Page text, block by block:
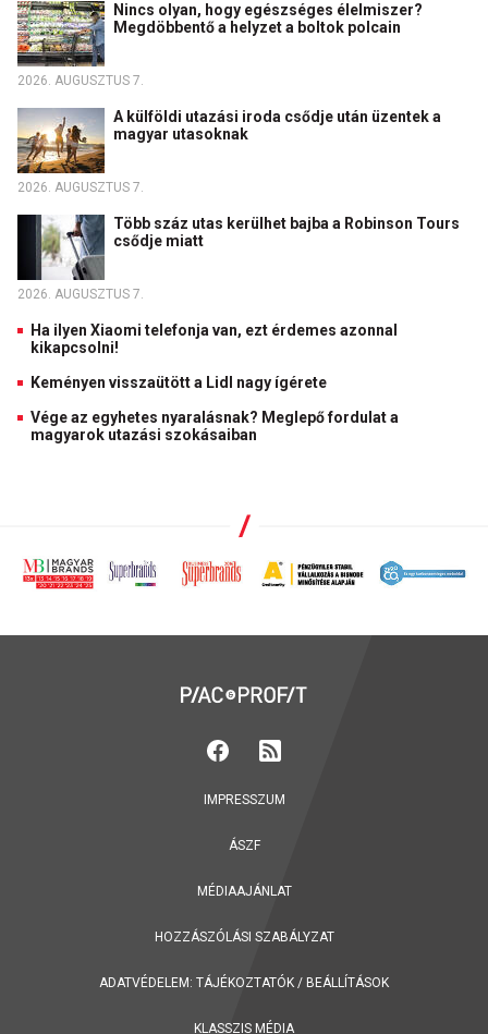
Nincs olyan, hogy egészséges élelmiszer?
Megdöbbentő a helyzet a boltok polcain
2026. AUGUSZTUS 7.
A külföldi utazási iroda csődje után üzentek a
magyar utasoknak
2026. AUGUSZTUS 7.
Több száz utas kerülhet bajba a Robinson Tours
csődje miatt
2026. AUGUSZTUS 7.
Ha ilyen Xiaomi telefonja van, ezt érdemes azonnal
kikapcsolni!
Keményen visszaütött a Lidl nagy ígérete
Vége az egyhetes nyaralásnak? Meglepő fordulat a
magyarok utazási szokásaiban
IMPRESSZUM
ÁSZF
MÉDIAAJÁNLAT
HOZZÁSZÓLÁSI SZABÁLYZAT
ADATVÉDELEM: TÁJÉKOZTATÓK / BEÁLLÍTÁSOK
KLASSZIS MÉDIA